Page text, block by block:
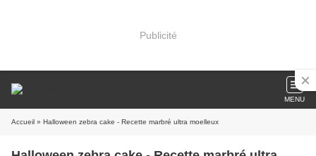
Publicité
MENU
Accueil » Halloween zebra cake - Recette marbré ultra moelleux